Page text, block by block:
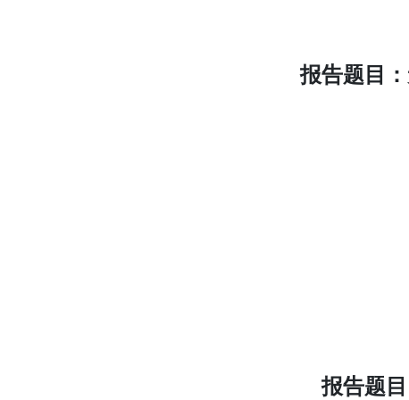
报告题目
报告题